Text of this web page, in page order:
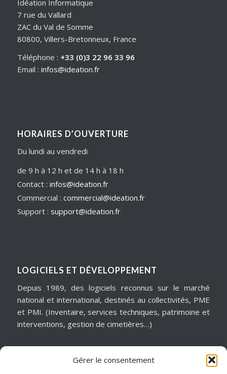
Gérer le consentement
Idéation Informatique
7 rue du Vallard
ZAC du Val de Somme
80800, Villers-Bretonneux, France
Téléphone : +33 (0)3 22 96 33 96
Email : infos@ideation.fr
HORAIRES D’OUVERTURE
Du lundi au vendredi
de 9 h à 12 h et de 14 h à 18 h
Contact : infos@ideation.fr
Commercial : commercial@ideation.fr
Support : support@ideation.fr
LOGICIELS ET DÉVELOPPEMENT
Depuis 1989, des logiciels reconnus sur le marché
national et international, destinés au collectivités, PME
et PMI. (Inventaire, services techniques, patrimoine et
interventions, gestion de cimetières…)
MATÉRIELS & ASSISTANCE